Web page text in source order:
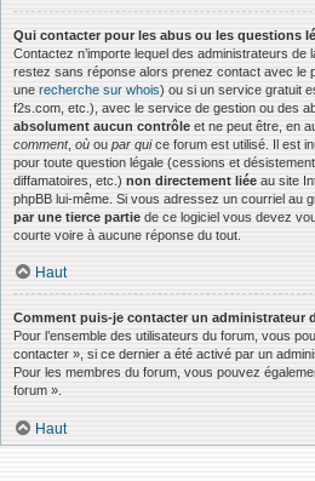
Qui contacter pour les abus ou les questions
Contactez n’importe lequel des administrateurs de
restez sans réponse alors prenez contact avec le
une recherche sur whois) ou si un service gratuit
f2s.com, etc.), avec le service de gestion ou des
absolument aucun contrôle et ne peut être, en
comment, où ou par quice forum est utilisé. Il est
pour toute question légale (cessions et
diffamatoires, etc.) non directement liée au site
phpBB lui-même. Si vous adressez un courriel au
par une tierce partie de ce logiciel vous devez
courte voire à aucune réponse du tout.
Haut
Comment puis-je contacter un administrateur
Pour l’ensemble des utilisateurs du forum, vous
contacter », si ce dernier a été activé par un
Pour les membres du forum, vous pouvez
forum ».
Haut